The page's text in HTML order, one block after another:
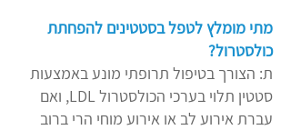
מתי מומלץ לטפל בסטטינים להפחתת
כולסטרול?
ת: הצורך בטיפול תרופתי מונע באמצעות
סטטין תלוי בערכי הכולסטרול LDL, ואם
עברת אירוע לב או אירוע מוחי הרי ברוב